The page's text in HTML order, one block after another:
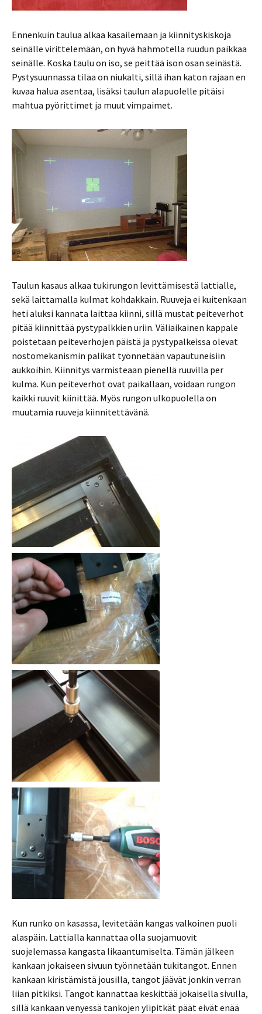
Ennenkuin taulua alkaa kasailemaan ja kiinnityskiskoja
seinälle virittelemään, on hyvä hahmotella ruudun paikkaa
seinälle. Koska taulu on iso, se peittää ison osan seinästä.
Pystysuunnassa tilaa on niukalti, sillä ihan katon rajaan en
kuvaa halua asentaa, lisäksi taulun alapuolelle pitäisi
mahtua pyörittimet ja muut vimpaimet.
Taulun kasaus alkaa tukirungon levittämisestä lattialle,
sekä laittamalla kulmat kohdakkain. Ruuveja ei kuitenkaan
heti aluksi kannata laittaa kiinni, sillä mustat peiteverhot
pitää kiinnittää pystypalkkien uriin. Väliaikainen kappale
poistetaan peiteverhojen päistä ja pystypalkeissa olevat
nostomekanismin palikat työnnetään vapautuneisiin
aukkoihin. Kiinnitys varmisteaan pienellä ruuvilla per
kulma. Kun peiteverhot ovat paikallaan, voidaan rungon
kaikki ruuvit kiinittää. Myös rungon ulkopuolella on
muutamia ruuveja kiinnitettävänä.
Kun runko on kasassa, levitetään kangas valkoinen puoli
alaspäin. Lattialla kannattaa olla suojamuovit
suojelemassa kangasta likaantumiselta. Tämän jälkeen
kankaan jokaiseen sivuun työnnetään tukitangot. Ennen
kankaan kiristämistä jousilla, tangot jäävät jonkin verran
liian pitkiksi. Tangot kannattaa keskittää jokaisella sivulla,
sillä kankaan venyessä tankojen ylipitkät päät eivät enää